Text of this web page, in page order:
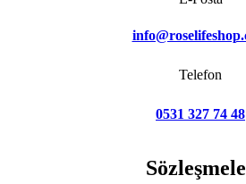
Telefon
0531 327 74 48